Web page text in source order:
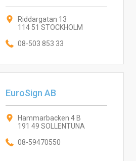
Riddargatan 13
114 51 STOCKHOLM
08-503 853 33
EuroSign AB
Hammarbacken 4 B
191 49 SOLLENTUNA
08-59470550